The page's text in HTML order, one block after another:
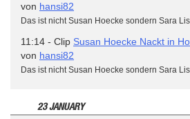
von hansi82
Das ist nicht Susan Hoecke sondern Sara
11:14 - Clip Susan Hoecke Nackt in
von hansi82
Das ist nicht Susan Hoecke sondern Sara
23 JANUARY